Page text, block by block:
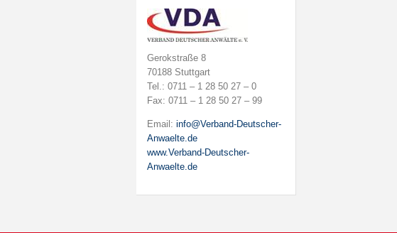
Gerokstraße 8
70188 Stuttgart
Tel.: 0711 – 1 28 50 27 – 0
Fax: 0711 – 1 28 50 27 – 99
Email: info@Verband-Deutscher-
Anwaelte.de
www.Verband-Deutscher-
Anwaelte.de